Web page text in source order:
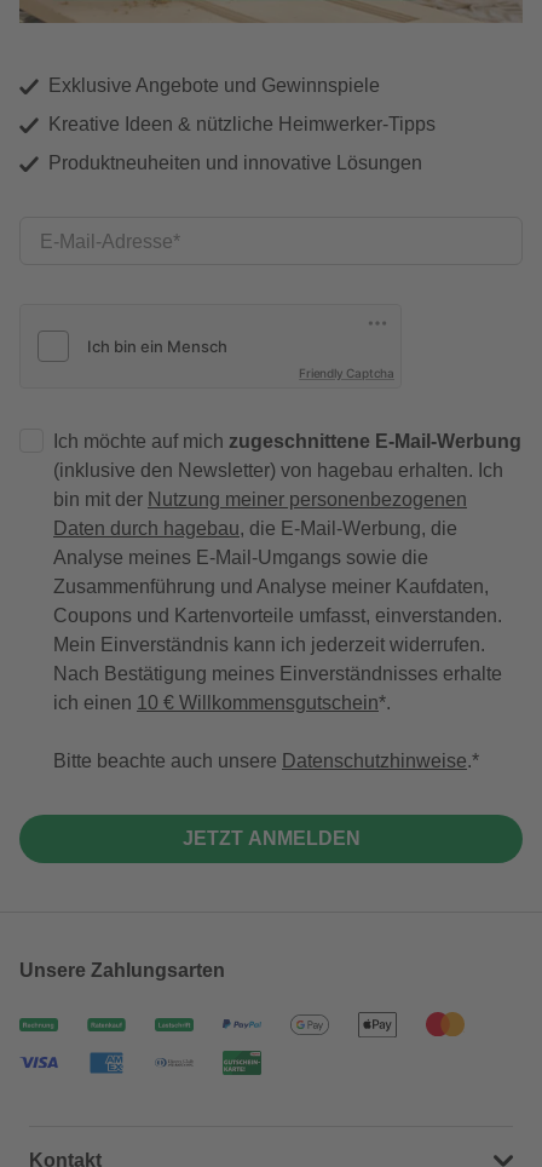
Exklusive Angebote und Gewinnspiele
Kreative Ideen & nützliche Heimwerker-Tipps
Produktneuheiten und innovative Lösungen
E-Mail-Adresse
Friendly Captcha
Ich möchte auf mich zugeschnittene E-Mail-Werbung
(inklusive den Newsletter) von hagebau erhalten. Ich
bin mit der Nutzung meiner personenbezogenen
Daten durch hagebau, die E-Mail-Werbung, die
Analyse meines E-Mail-Umgangs sowie die
Zusammenführung und Analyse meiner Kaufdaten,
Coupons und Kartenvorteile umfasst, einverstanden.
Mein Einverständnis kann ich jederzeit widerrufen.
Nach Bestätigung meines Einverständnisses erhalte
ich einen 10 € Willkommensgutschein*.
Bitte beachte auch unsere Datenschutzhinweise.
JETZT ANMELDEN
Unsere Zahlungsarten
Kontakt